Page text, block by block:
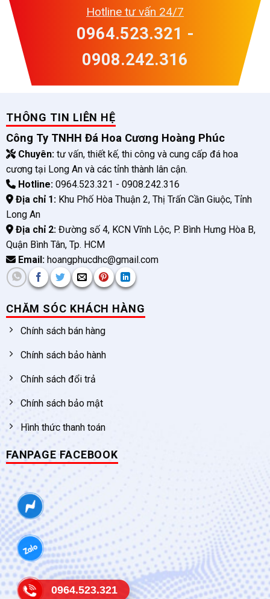
Hotline tư vấn 24/7
0964.523.321 -
0908.242.316
THÔNG TIN LIÊN HỆ
Công Ty TNHH Đá Hoa Cương Hoàng Phúc
Chuyên:tư vấn, thiết kế, thi công và cung cấp đá hoa
cương tại Long An và các tỉnh thành lân cận.
Hotline:0964.523.321 - 0908.242.316
Địa chỉ 1:Khu Phố Hòa Thuận 2, Thị Trấn Cần Giuộc, Tỉnh
Long An
Địa chỉ 2:Đường số 4, KCN Vĩnh Lộc, P. Bình Hưng Hòa B,
Quận Bình Tân, Tp. HCM
Email:hoangphucdhc@gmail.com
CHĂM SÓC KHÁCH HÀNG
Chính sách bán hàng
Chính sách bảo hành
Chính sách đổi trả
Chính sách bảo mật
Hình thức thanh toán
FANPAGE FACEBOOK
0964.523.321